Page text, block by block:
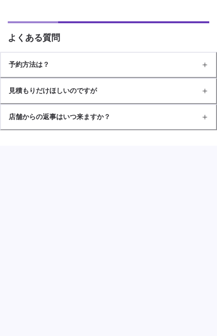
よくある質問
予約方法は？
見積もりだけほしいのですが
店舗からの返事はいつ来ますか？